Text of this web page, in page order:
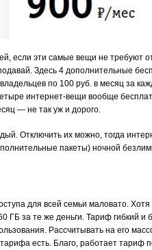
если эти самые вещи не требуют
Здесь 4 дополнительные
по 100 руб. в месяц за
интернет-вещи вообще
— не так уж и дорого.
Отключить их можно, тогда
пакеты) ночной
для всей семьи маловато.
ГБ за те же деньги. Тариф гибкий и
Рассчитывать на его
есть. Благо, работает тариф